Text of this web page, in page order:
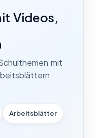
Videos,
mit
Arbeitsblätter